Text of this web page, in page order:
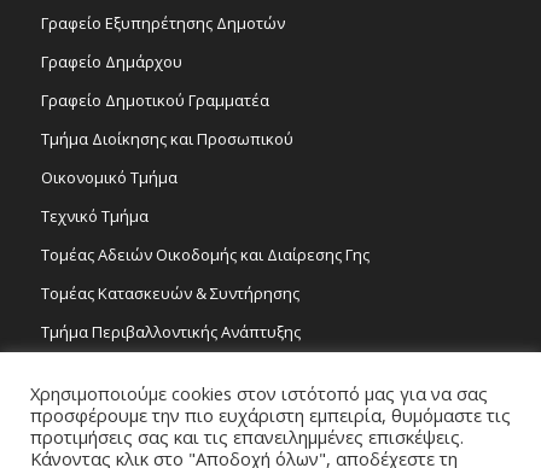
Γραφείο Εξυπηρέτησης Δημοτών
Γραφείο Δημάρχου
Γραφείο Δημοτικού Γραμματέα
Τμήμα Διοίκησης και Προσωπικού
Οικονομικό Τμήμα
Τεχνικό Τμήμα
Τομέας Αδειών Οικοδομής και Διαίρεσης Γης
Τομέας Κατασκευών & Συντήρησης
Τμήμα Περιβαλλοντικής Ανάπτυξης
Τομέας Γραμμάτων και Τεχνών
Τροχονομία
Χρησιμοποιούμε cookies στον ιστότοπό μας για να σας
προσφέρουμε την πιο ευχάριστη εμπειρία, θυμόμαστε τις
προτιμήσεις σας και τις επανειλημμένες επισκέψεις.
Κάνοντας κλικ στο "Αποδοχή όλων", αποδέχεστε τη